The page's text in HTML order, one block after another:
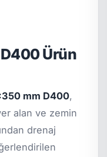
Ürün
mm D400,
alan ve zemin
drenaj